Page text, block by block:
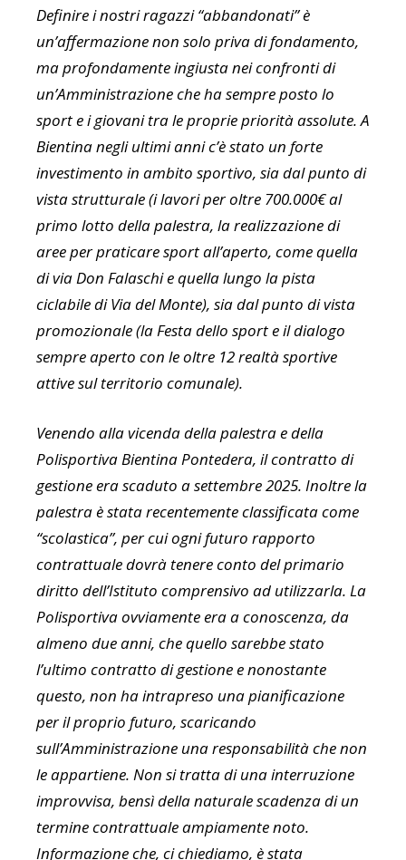
Definire i nostri ragazzi “abbandonati” è
un’affermazione non solo priva di fondamento,
ma profondamente ingiusta nei confronti di
un’Amministrazione che ha sempre posto lo
sport e i giovani tra le proprie priorità assolute. A
Bientina negli ultimi anni c’è stato un forte
investimento in ambito sportivo, sia dal punto di
vista strutturale (i lavori per oltre 700.000€ al
primo lotto della palestra, la realizzazione di
aree per praticare sport all’aperto, come quella
di via Don Falaschi e quella lungo la pista
ciclabile di Via del Monte), sia dal punto di vista
promozionale (la Festa dello sport e il dialogo
sempre aperto con le oltre 12 realtà sportive
attive sul territorio comunale).
Venendo alla vicenda della palestra e della
Polisportiva Bientina Pontedera, il contratto di
gestione era scaduto a settembre 2025. Inoltre la
palestra è stata recentemente classificata come
“scolastica”, per cui ogni futuro rapporto
contrattuale dovrà tenere conto del primario
diritto dell’Istituto comprensivo ad utilizzarla. La
Polisportiva ovviamente era a conoscenza, da
almeno due anni, che quello sarebbe stato
l’ultimo contratto di gestione e nonostante
questo, non ha intrapreso una pianificazione
per il proprio futuro, scaricando
sull’Amministrazione una responsabilità che non
le appartiene. Non si tratta di una interruzione
improvvisa, bensì della naturale scadenza di un
termine contrattuale ampiamente noto.
Informazione che, ci chiediamo, è stata